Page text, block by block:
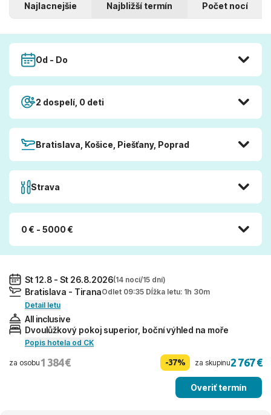
Najlacnejšie Najbližší termín Počet nocí
Od - Do
2 dospelí, 0 deti
Bratislava, Košice, Piešťany, Poprad
Strava
0 € - 5000 €
St 12.8 - St 26.8.2026(14 nocí/15 dní)
Bratislava - TiranaOdlet 09:35 Dĺžka letu: 1h 30m
Detail letu
All inclusive
Dvoulůžkový pokoj superior, boční výhled na moře
Popis hotela od CK
za osobu 1 384 € -37% za skupinu2 767 €
Overiť termín